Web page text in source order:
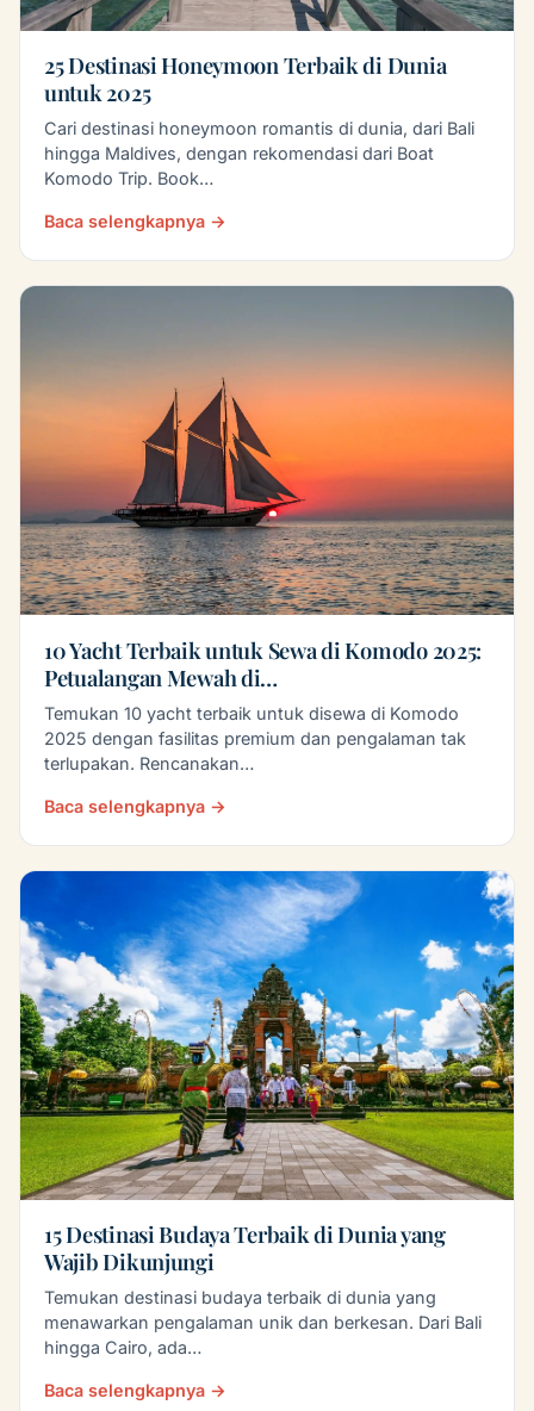
25 Destinasi Honeymoon Terbaik di Dunia
untuk 2025
Cari destinasi honeymoon romantis di dunia, dari Bali
hingga Maldives, dengan rekomendasi dari Boat
Komodo Trip. Book…
Baca selengkapnya →
10 Yacht Terbaik untuk Sewa di Komodo 2025:
Petualangan Mewah di…
Temukan 10 yacht terbaik untuk disewa di Komodo
2025 dengan fasilitas premium dan pengalaman tak
terlupakan. Rencanakan…
Baca selengkapnya →
15 Destinasi Budaya Terbaik di Dunia yang
Wajib Dikunjungi
Temukan destinasi budaya terbaik di dunia yang
menawarkan pengalaman unik dan berkesan. Dari Bali
hingga Cairo, ada…
Baca selengkapnya →